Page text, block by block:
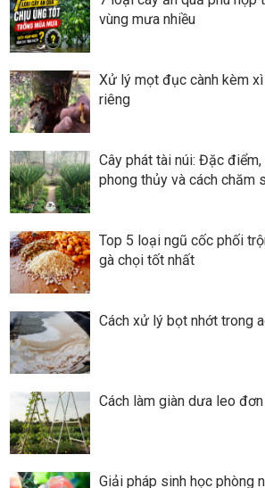
vùng mưa nhiều
Xử lý mọt đục cành kèm
riêng
Cây phát tài núi: Đặc điểm,
phong thủy và cách chăm
Top 5 loại ngũ cốc phối
gà chọi tốt nhất
Cách xử lý bọt nhớt trong
Cách làm giàn dưa leo
Giải pháp sinh học phòng